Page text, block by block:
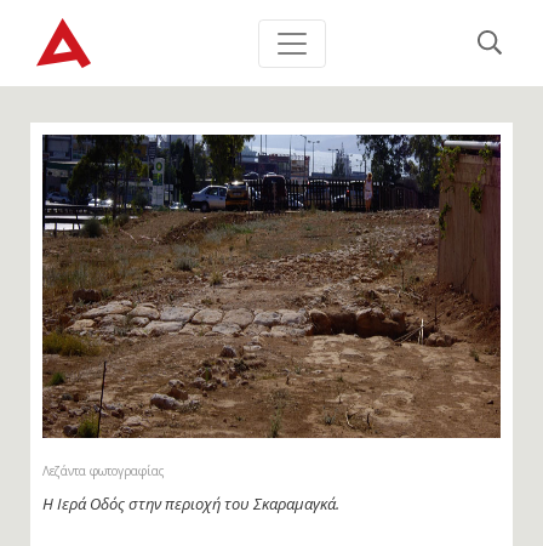
Λεζάντα φωτογραφίας
Η Ιερά Οδός στην περιοχή του Σκαραμαγκά.